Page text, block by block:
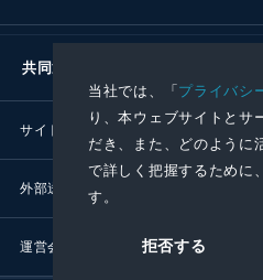
当社では、「プライバシ
り、本ウェブサイトとサ
だき、また、どのように
で詳しく把握するために
す。
拒否する
共同通信社グループ
サイトポリシー
外部送信ポリシー
運営会社